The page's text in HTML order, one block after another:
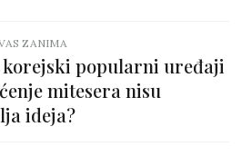
ZANIMA
korejski popularni uređaji
mitesera nisu
ideja?